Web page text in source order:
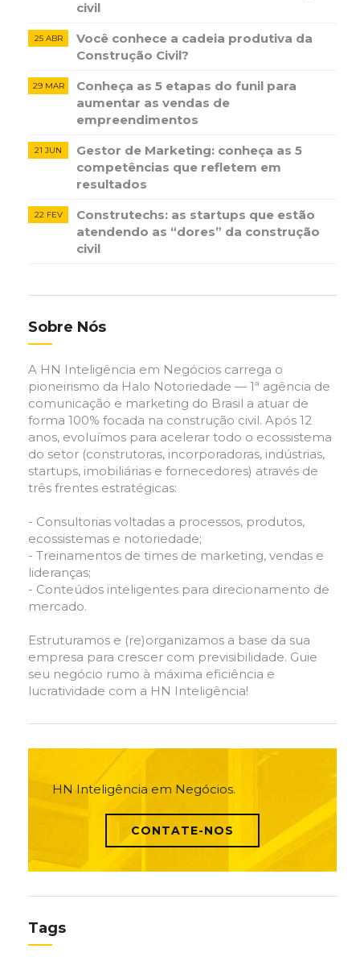
civil
25 ABR
Você conhece a cadeia produtiva da
Construção Civil?
29 MAR
Conheça as 5 etapas do funil para
aumentar as vendas de
empreendimentos
21 JUN
Gestor de Marketing: conheça as 5
competências que refletem em
resultados
22 FEV
Construtechs: as startups que estão
atendendo as “dores” da construção
civil
Sobre Nós
A HN Inteligência em Negócios carrega o
pioneirismo da Halo Notoriedade — 1ª agência de
comunicação e marketing do Brasil a atuar de
forma 100% focada na construção civil. Após 12
anos, evoluímos para acelerar todo o ecossistema
do setor (construtoras, incorporadoras, indústrias,
startups, imobiliárias e fornecedores) através de
três frentes estratégicas:
- Consultorias voltadas a processos, produtos,
ecossistemas e notoriedade;
- Treinamentos de times de marketing, vendas e
lideranças;
- Conteúdos inteligentes para direcionamento de
mercado.
Estruturamos e (re)organizamos a base da sua
empresa para crescer com previsibilidade. Guie
seu negócio rumo à máxima eficiência e
lucratividade com a HN Inteligência!
HN Inteligência em Negócios.
CONTATE-NOS
Tags